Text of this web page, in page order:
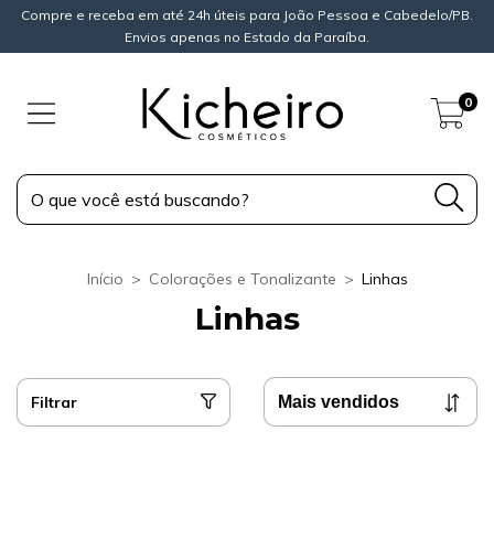
Compre e receba em até 24h úteis para João Pessoa e Cabedelo/PB.
Envios apenas no Estado da Paraíba.
0
Início > Colorações e Tonalizante > Linhas
Linhas
Filtrar